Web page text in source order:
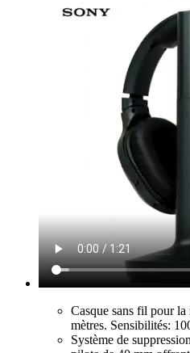
Casque sans fil pour
mètres. Sensibilités:
Système de